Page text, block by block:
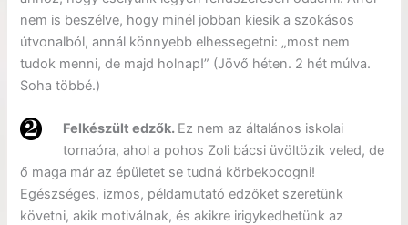
nem is beszélve, hogy minél jobban kiesik a szokásos
útvonalból, annál könnyebb elhessegetni: „most nem
tudok menni, de majd holnap!” (Jövő héten. 2 hét múlva.
Soha többé.)
Felkészült edzők. Ez nem az általános iskolai
tornaóra, ahol a pohos Zoli bácsi üvöltözik veled, de
ő maga már az épületet se tudná körbekocogni!
Egészséges, izmos, példamutató edzőket szeretünk
követni, akik motiválnak, és akikre irigykedhetünk az